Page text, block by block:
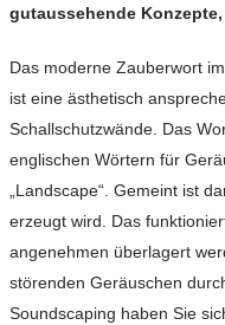
gutaussehende
Das moderne Zauberwort
ist eine ästhetisch
Schallschutzwände. Das
englischen Wörtern für
„Landscape“. Gemeint ist
erzeugt wird. Das
angenehmen überlagert
störenden Geräuschen
Soundscaping haben Sie